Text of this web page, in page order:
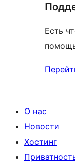
Есть
О нас
Новости
Хостинг